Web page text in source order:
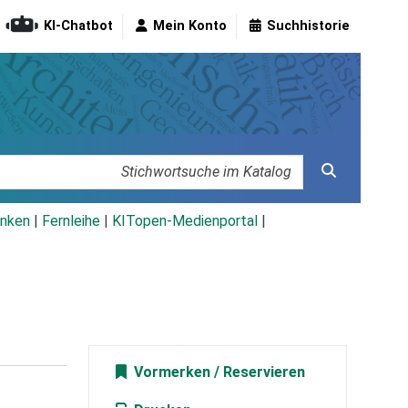
KI-Chatbot Mein Konto Suchhistorie
Fernleihe KITopen-Medienportal
Vormerken